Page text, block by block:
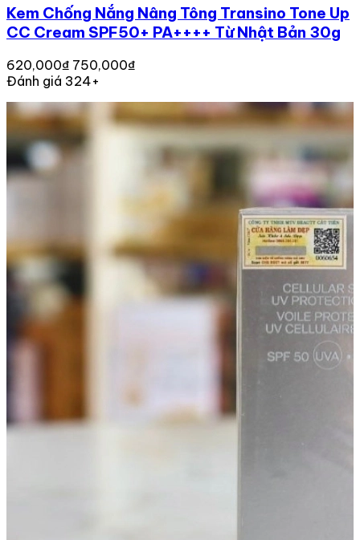
Kem Chống Nắng Nâng Tông Transino Tone Up
CC Cream SPF50+ PA++++ Từ Nhật Bản 30g
620,000₫ 750,000₫
Đánh giá 324+